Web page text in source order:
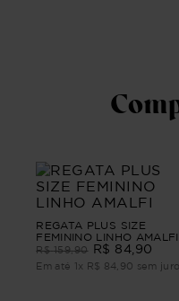
REGATA PLUS SIZE
FEMININO LINHO AMALFI
R$ 159,90 R$ 84 90
Em até 1 x R$ 84 90 sem